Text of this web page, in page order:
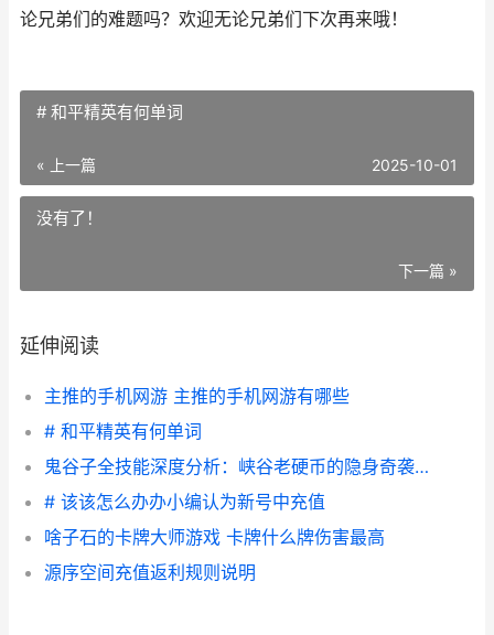
论兄弟们的难题吗？欢迎无论兄弟们下次再来哦！
# 和平精英有何单词
« 上一篇 2025-10-01
没有了！
下一篇 »
延伸阅读
主推的手机网游 主推的手机网游有哪些
# 和平精英有何单词
鬼谷子全技能深度分析：峡谷老硬币的隐身奇袭艺术 鬼谷子技能解说
# 该该怎么办办小编认为新号中充值
啥子石的卡牌大师游戏 卡牌什么牌伤害最高
源序空间充值返利规则说明